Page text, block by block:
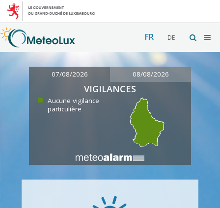
FR DE
07/08/2026 08/08/2026
VIGILANCES
Aucune vigilance
particulière